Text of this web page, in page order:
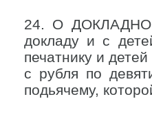
24. О
докладу и с
печатнику и
с рубля по
подьячему,